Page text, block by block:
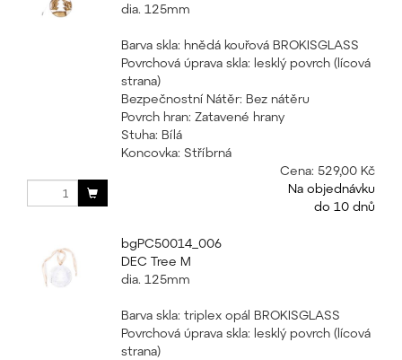
dia. 125mm
Barva skla: hnědá kouřová BROKISGLASS
Povrchová úprava skla: lesklý povrch (lícová
strana)
Bezpečnostní Nátěr: Bez nátěru
Povrch hran: Zatavené hrany
Stuha: Bílá
Koncovka: Stříbrná
Cena: 529,00 Kč
Na objednávku
do 10 dnů
bgPC50014_006
DEC Tree M
dia. 125mm
Barva skla: triplex opál BROKISGLASS
Povrchová úprava skla: lesklý povrch (lícová
strana)